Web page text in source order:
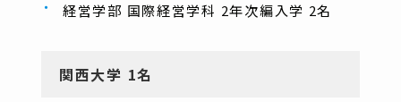
経営学部 国際経営学科 2年次編入学 2名
関西大学 1名